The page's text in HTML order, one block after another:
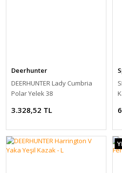
Deerhunter
DEERHUNTER Lady Cumbria
Polar Yelek 38
3.328,52 TL